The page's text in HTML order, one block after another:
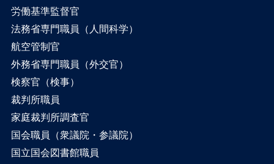
労働基準監督官
法務省専門職員（人間科学）
航空管制官
外務省専門職員（外交官）
検察官（検事）
裁判所職員
家庭裁判所調査官
国会職員（衆議院・参議院）
国立国会図書館職員